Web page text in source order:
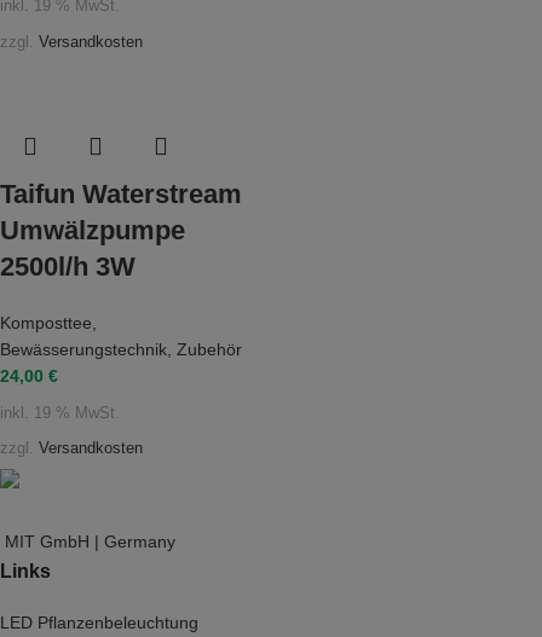
inkl. 19 % MwSt.
zzgl. Versandkosten
Taifun Waterstream
Umwälzpumpe
2500l/h 3W
Komposttee
Bewässerungstechnik Zubehör
24,00 €
inkl. 19 % MwSt.
zzgl. Versandkosten
MIT GmbH | Germany
Links
LED Pflanzenbeleuchtung